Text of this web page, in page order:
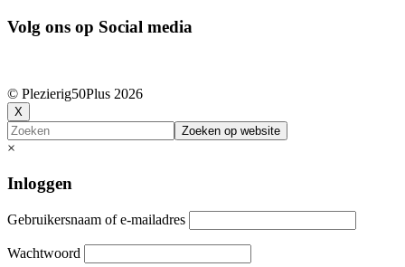
Volg ons op Social media
© Plezierig50Plus 2026
X
Zoeken
×
Inloggen
Gebruikersnaam of e-mailadres
Wachtwoord